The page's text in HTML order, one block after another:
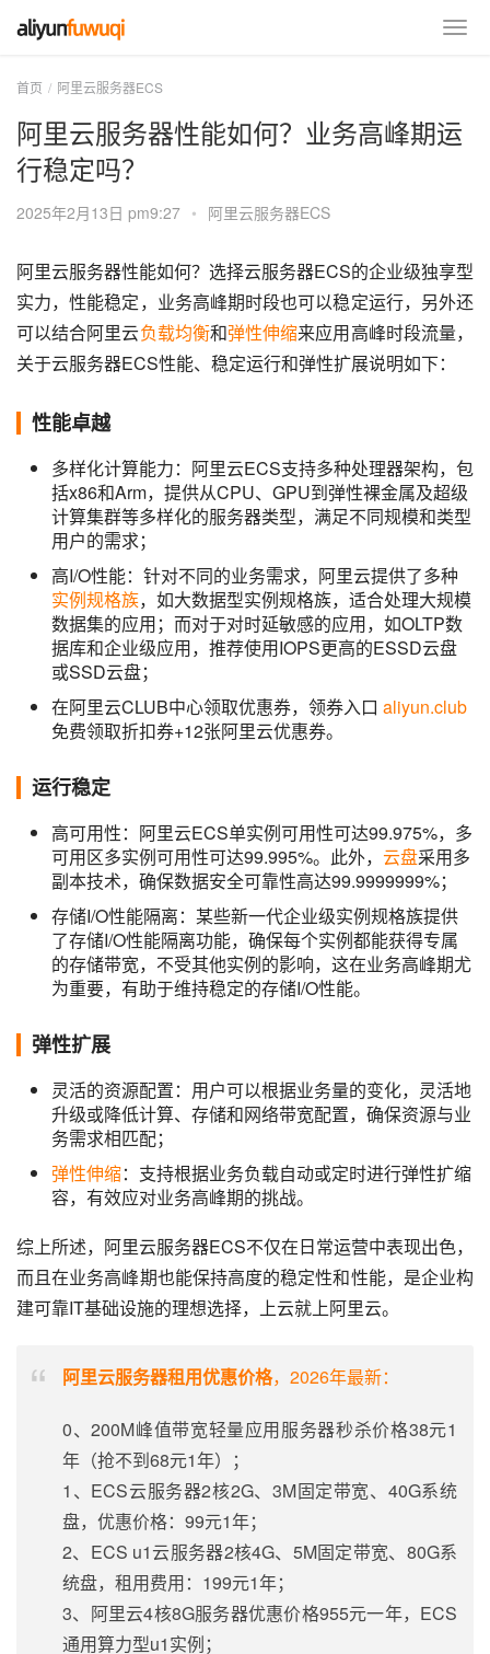
首页 阿里云服务器ECS
阿里云服务器性能如何？业务高峰期运
行稳定吗？
2025年2月13日 pm9:27 • 阿里云服务器ECS
阿里云服务器性能如何？选择云服务器ECS的企业级独享型
实力，性能稳定，业务高峰期时段也可以稳定运行，另外还
可以结合阿里云负载均衡和弹性伸缩来应用高峰时段流量，
关于云服务器ECS性能、稳定运行和弹性扩展说明如下：
性能卓越
多样化计算能力：阿里云ECS支持多种处理器架构，包
括x86和Arm，提供从CPU、GPU到弹性裸金属及超级
计算集群等多样化的服务器类型，满足不同规模和类型
用户的需求；
高I/O性能：针对不同的业务需求，阿里云提供了多种
实例规格族，如大数据型实例规格族，适合处理大规模
数据集的应用；而对于对时延敏感的应用，如OLTP数
据库和企业级应用，推荐使用IOPS更高的ESSD云盘
或SSD云盘；
在阿里云CLUB中心领取优惠券，领券入口 aliyun.club
免费领取折扣券+12张阿里云优惠券。
运行稳定
高可用性：阿里云ECS单实例可用性可达99.975%，多
可用区多实例可用性可达99.995%。此外， 云盘采用多
副本技术，确保数据安全可靠性高达99.9999999%；
存储I/O性能隔离：某些新一代企业级实例规格族提供
了存储I/O性能隔离功能，确保每个实例都能获得专属
的存储带宽，不受其他实例的影响，这在业务高峰期尤
为重要，有助于维持稳定的存储I/O性能。
弹性扩展
灵活的资源配置：用户可以根据业务量的变化，灵活地
升级或降低计算、存储和网络带宽配置，确保资源与业
务需求相匹配；
弹性伸缩：支持根据业务负载自动或定时进行弹性扩缩
容，有效应对业务高峰期的挑战。
综上所述，阿里云服务器ECS不仅在日常运营中表现出色，
而且在业务高峰期也能保持高度的稳定性和性能，是企业构
建可靠IT基础设施的理想选择，上云就上阿里云。
阿里云服务器租用优惠价格，2026年最新：
0、200M峰值带宽轻量应用服务器秒杀价格38元1
年（抢不到68元1年）；
1、ECS云服务器2核2G、3M固定带宽、40G系统
盘，优惠价格：99元1年；
2、ECS u1云服务器2核4G、5M固定带宽、80G系
统盘，租用费用：199元1年；
3、阿里云4核8G服务器优惠价格955元一年，ECS
通用算力型u1实例；